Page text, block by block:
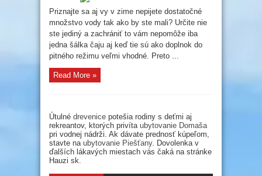
imunity
Priznajte sa aj vy v zime nepijete dostatočné
množstvo vody tak ako by ste mali? Určite nie
ste jediný a zachrániť to vám nepomôže iba
jedna šálka čaju aj keď tie sú ako doplnok do
pitného režimu veľmi vhodné. Preto ...
Read More »
Útulné drevenice potešia rodiny s deťmi aj
rekreantov, ktorých privíta ubytovanie Domaša
pri vodnej nádrži. Ak dávate prednosť kúpeľom,
stavte na ubytovanie Piešťany. Dovolenka v
ďalších lákavých miestach vás čaká na stránke
Hauzi sk.